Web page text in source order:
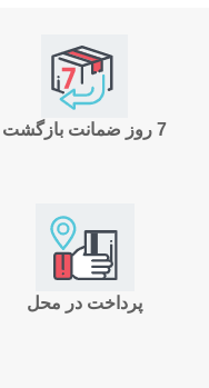
7 روز ضمانت بازگشت
پرداخت در محل